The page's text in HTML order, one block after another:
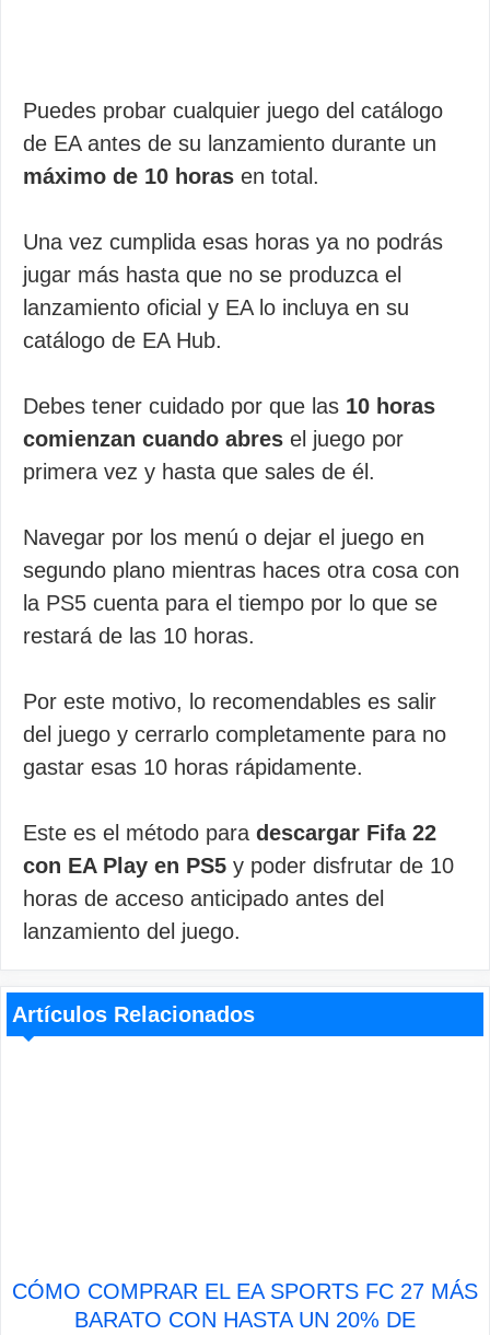
Puedes probar cualquier juego del catálogo
de EA antes de su lanzamiento durante un
máximo de 10 horas en total.
Una vez cumplida esas horas ya no podrás
jugar más hasta que no se produzca el
lanzamiento oficial y EA lo incluya en su
catálogo de EA Hub.
Debes tener cuidado por que las 10 horas
comienzan cuando abres el juego por
primera vez y hasta que sales de él.
Navegar por los menú o dejar el juego en
segundo plano mientras haces otra cosa con
la PS5 cuenta para el tiempo por lo que se
restará de las 10 horas.
Por este motivo, lo recomendables es salir
del juego y cerrarlo completamente para no
gastar esas 10 horas rápidamente.
Este es el método para descargar Fifa 22
con EA Play en PS5 y poder disfrutar de 10
horas de acceso anticipado antes del
lanzamiento del juego.
Artículos Relacionados
CÓMO COMPRAR EL EA SPORTS FC 27 MÁS
BARATO CON HASTA UN 20% DE